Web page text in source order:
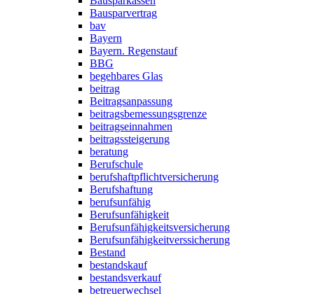
Bausparvertrag
bav
Bayern
Bayern. Regenstauf
BBG
begehbares Glas
beitrag
Beitragsanpassung
beitragsbemessungsgrenze
beitragseinnahmen
beitragssteigerung
beratung
Berufschule
berufshaftpflichtversicherung
Berufshaftung
berufsunfähig
Berufsunfähigkeit
Berufsunfähigkeitsversicherung
Berufsunfähigkeitverssicherung
Bestand
bestandskauf
bestandsverkauf
betreuerwechsel